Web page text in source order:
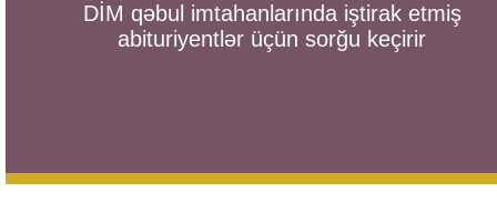
DİM qəbul imtahanlarında iştirak etmiş
abituriyentlər üçün sorğu keçirir